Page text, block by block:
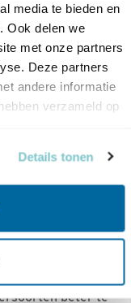
media te bieden en
Ook delen we
met onze partners
Deze partners
andere informatie
verzameld op
Details tonen
beter te